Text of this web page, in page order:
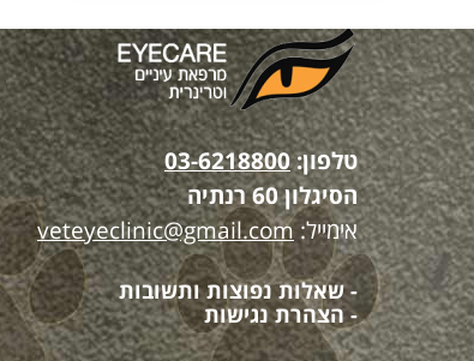
טלפון:03-6218800
הסיגלון 60 רנתיה
אימייל:veteyeclinic@gmail.com
- שאלות נפוצות ותשובות
- הצהרת נגישות